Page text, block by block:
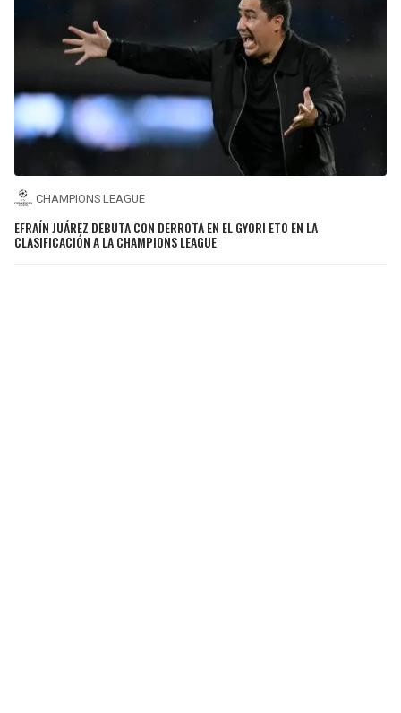
CHAMPIONS LEAGUE
EFRAÍN JUÁREZ DEBUTA CON DERROTA EN EL GYORI ETO EN LA
CLASIFICACIÓN A LA CHAMPIONS LEAGUE